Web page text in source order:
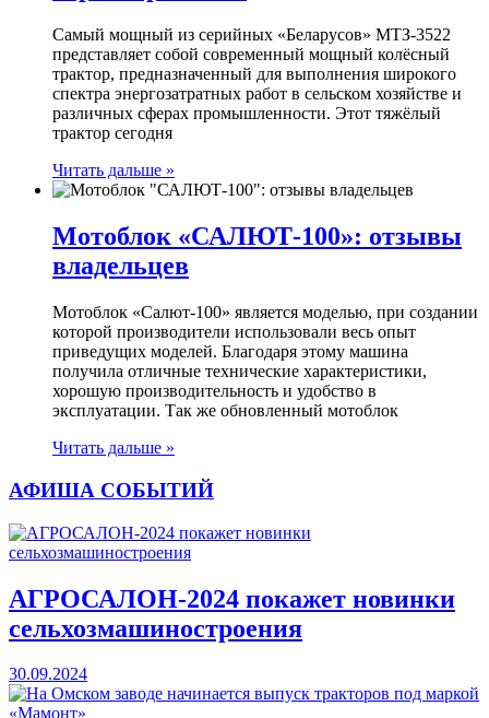
Самый мощный из серийных «Беларусов» МТЗ-3522
представляет собой современный мощный колёсный
трактор, предназначенный для выполнения широкого
спектра энергозатратных работ в сельском хозяйстве и
различных сферах промышленности. Этот тяжёлый
трактор сегодня
Читать дальше »
Мотоблок «САЛЮТ-100»: отзывы
владельцев
Мотоблок «Салют-100» является моделью, при создании
которой производители использовали весь опыт
приведущих моделей. Благодаря этому машина
получила отличные технические характеристики,
хорошую производительность и удобство в
эксплуатации. Так же обновленный мотоблок
Читать дальше »
АФИША СОБЫТИЙ
АГРОСАЛОН-2024 покажет новинки
сельхозмашиностроения
30.09.2024